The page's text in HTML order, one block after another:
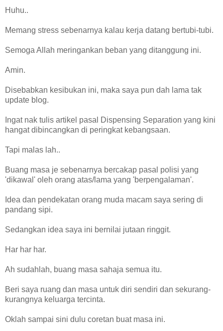
Huhu..
Memang stress sebenarnya kalau kerja datang bertubi-tubi.
Semoga Allah meringankan beban yang ditanggung ini.
Amin.
Disebabkan kesibukan ini, maka saya pun dah lama tak
update blog.
Ingat nak tulis artikel pasal Dispensing Separation yang kini
hangat dibincangkan di peringkat kebangsaan.
Tapi malas lah..
Buang masa je sebenarnya bercakap pasal polisi yang
'dikawal' oleh orang atas/lama yang 'berpengalaman'.
Idea dan pendekatan orang muda macam saya sering di
pandang sipi.
Sedangkan idea saya ini bernilai jutaan ringgit.
Har har har.
Ah sudahlah, buang masa sahaja semua itu.
Beri saya ruang dan masa untuk diri sendiri dan sekurang-
kurangnya keluarga tercinta.
Oklah sampai sini dulu coretan buat masa ini.